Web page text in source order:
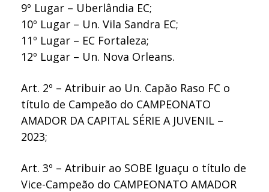
9º Lugar – Uberlândia EC;
10º Lugar – Un. Vila Sandra EC;
11º Lugar – EC Fortaleza;
12º Lugar – Un. Nova Orleans.
Art. 2º – Atribuir ao Un. Capão Raso FC o
título de Campeão do CAMPEONATO
AMADOR DA CAPITAL SÉRIE A JUVENIL –
2023;
Art. 3º – Atribuir ao SOBE Iguaçu o título de
Vice-Campeão do CAMPEONATO AMADOR